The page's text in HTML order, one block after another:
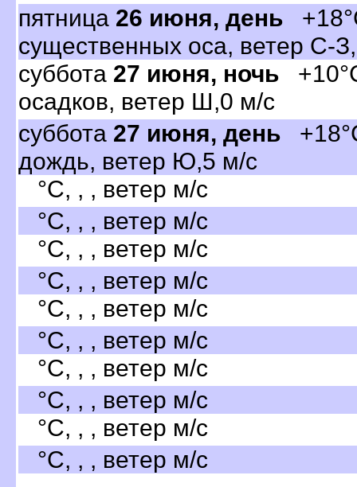
пятница 26 июня, день
существенных оса, ветер С-
суббота 27 июня, ночь
осадков, ветер Ш,0 м/с
суббота 27 июня, день
дождь, ветер Ю,5 м/с
°C, , , ветер м/с
°C, , , ветер м/с
°C, , , ветер м/с
°C, , , ветер м/с
°C, , , ветер м/с
°C, , , ветер м/с
°C, , , ветер м/с
°C, , , ветер м/с
°C, , , ветер м/с
°C, , , ветер м/с